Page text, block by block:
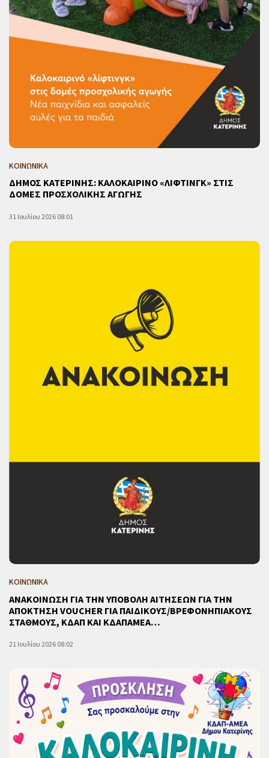
ΚΟΙΝΩΝΙΚΑ
ΔΗΜΟΣ ΚΑΤΕΡΙΝΗΣ: ΚΑΛΟΚΑΙΡΙΝΟ «ΛΙΦΤΙΝΓΚ» ΣΤΙΣ
ΔΟΜΕΣ ΠΡΟΣΧΟΛΙΚΗΣ ΑΓΩΓΗΣ
31 Ιουλίου 2026 08:01
ΚΟΙΝΩΝΙΚΑ
ΑΝΑΚΟΙΝΩΣΗ ΓΙΑ ΤΗΝ ΥΠΟΒΟΛΗ ΑΙΤΗΣΕΩΝ ΓΙΑ ΤΗΝ
ΑΠΟΚΤΗΣΗ VOUCHER ΓΙΑ ΠΑΙΔΙΚΟΥΣ/ΒΡΕΦΟΝΗΠΙΑΚΟΥΣ
ΣΤΑΘΜΟΥΣ, ΚΔΑΠ ΚΑΙ ΚΔΑΠAΜΕΑ…
21 Ιουλίου 2026 08:02